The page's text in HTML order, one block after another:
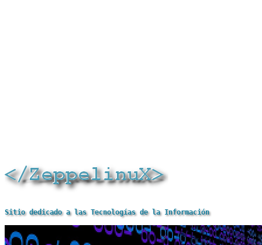
Sitio dedicado a las Tecnologías de la Información